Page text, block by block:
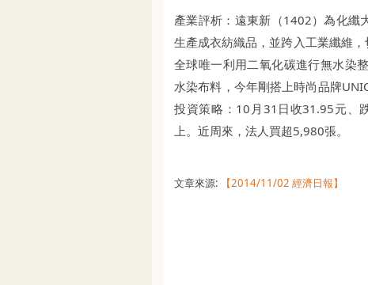
產業評析：遠東新（1402）為化纖
生產成衣紡織品，並跨入工業纖維
全球唯一利用二氧化碳進行無水染
水染布料，今年剛搭上時尚品牌
投資策略：10月31日收31.95元、
上。近周來，法人買超5,980張。
文章來源: 【2014/11/02 經濟日報】